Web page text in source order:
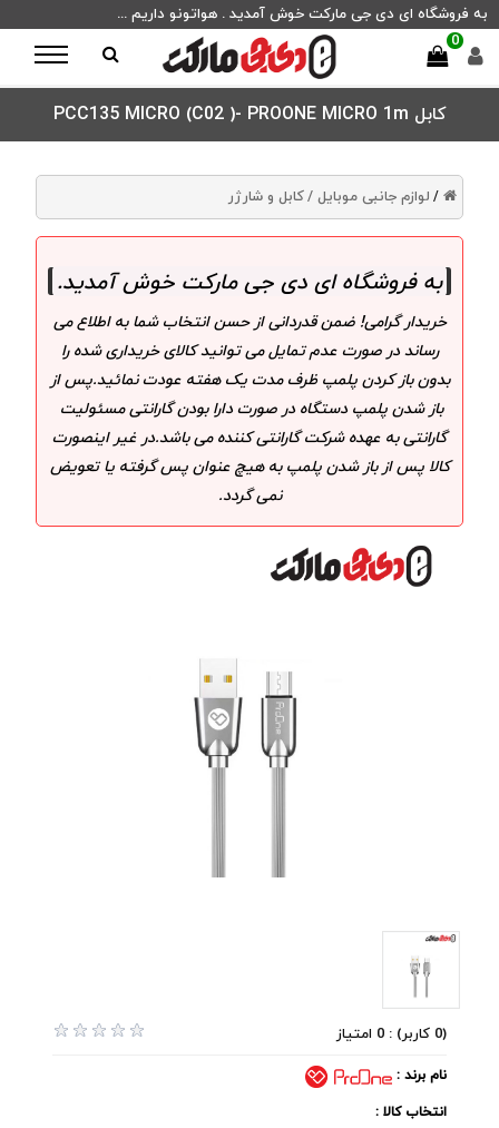
به فروشگاه ای دی جی مارکت خوش آمدید . هواتونو داریم ...
0
کابل PCC135 MICRO (C02 )- PROONE MICRO 1m
/ لوازم جانبی موبایل /کابل و شارژر
به فروشگاه ای دی جی مارکت خوش آمدید.
خریدار گرامی! ضمن قدردانی از حسن انتخاب شما به اطلاع می
رساند در صورت عدم تمایل می توانید کالای خریداری شده را
بدون باز کردن پلمپ ظرف مدت یک هفته عودت نمائید.پس از
باز شدن پلمپ دستگاه در صورت دارا بودن گارانتی مسئولیت
گارانتی به عهده شرکت گارانتی کننده می باشد.در غیر اینصورت
کالا پس از باز شدن پلمپ به هیچ عنوان پس گرفته یا تعویض
نمی گردد.
(0 کاربر) : 0 امتیاز
نام برند :
انتخاب کالا :